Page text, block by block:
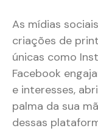
As mídias
criações de
únicas como
Facebook
e interesses,
palma da sua
dessas